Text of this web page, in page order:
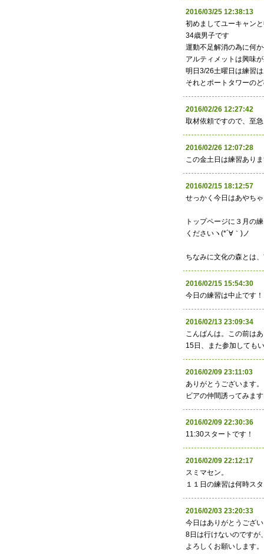
2016/03/25 12:38:13
初めましてユーキャン
34歳男子です
運動不足解消の為に何
アルティメットは興味
明日3/26土曜日は練習
それとポートタワーの
2016/02/26
取材依頼ですので、至
2016/02/26
この金土日は練習あり
2016/02/15 18:12:57
せっかく今日はあやち
トップページに３月の
くださいヽ(*´∀｀)ノ
ちなみに文化の森とは
2016/02/15 15:54:30
今日の練習は中止です！
2016/02/13
こんばんは。この前は
15日、また参加しても
2016/02/09
ありがとうございます。
ビアの仲間誘ってみま
2016/02/09
11:30スタートです！
2016/02/09
スミマセン。
１１日の練習は何時ス
2016/02/03
今日はありがとうござ
8日は行けないのですが
よろしくお願いします。